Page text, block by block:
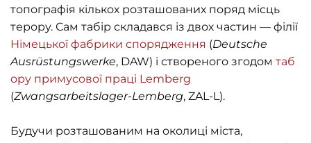
топографія кількох розташованих поряд місць
терору. Сам табір складався із двох частин — філії
Німецької фабрики спорядження (Deutsche
Ausrüstungswerke, DAW) і створеного згодом таб
ору примусової праці Lemberg
(Zwangsarbeitslager-Lemberg, ZAL-L).
Будучи розташованим на околиці міста,